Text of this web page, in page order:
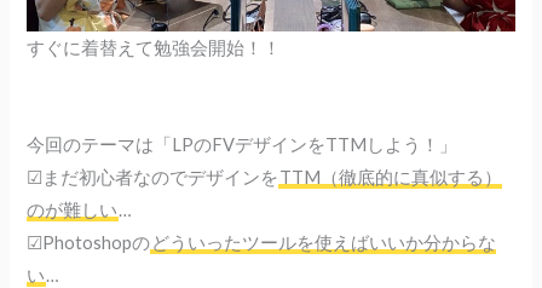
すぐに着替えて勉強会開始！！
今回のテーマは「LPのFVデザインをTTMしよう！」
☑︎まだ初心者なのでデザインをTTM（徹底的に真似する）
のが難しい…
☑︎Photoshopのどういったツールを使えばいいか分からな
い…